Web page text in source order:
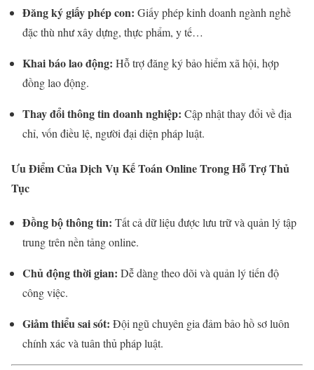
Đăng ký giấy phép con: Giấy phép kinh doanh ngành nghề
đặc thù như xây dựng, thực phẩm, y tế…
Khai báo lao động: Hỗ trợ đăng ký bảo hiểm xã hội, hợp
đồng lao động.
Thay đổi thông tin doanh nghiệp: Cập nhật thay đổi về địa
chỉ, vốn điều lệ, người đại diện pháp luật.
Ưu Điểm Của Dịch Vụ Kế Toán Online Trong Hỗ Trợ Thủ
Tục
Đồng bộ thông tin: Tất cả dữ liệu được lưu trữ và quản lý tập
trung trên nền tảng online.
Chủ động thời gian: Dễ dàng theo dõi và quản lý tiến độ
công việc.
Giảm thiểu sai sót: Đội ngũ chuyên gia đảm bảo hồ sơ luôn
chính xác và tuân thủ pháp luật.